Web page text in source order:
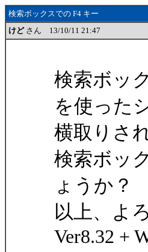
検索ボックスでの F4 キー
けどさん 13/10/11 21:47
検索ボッ
を使った
横取りさ
検索ボッ
ょうか？
以上、よ
Ver8.32 +